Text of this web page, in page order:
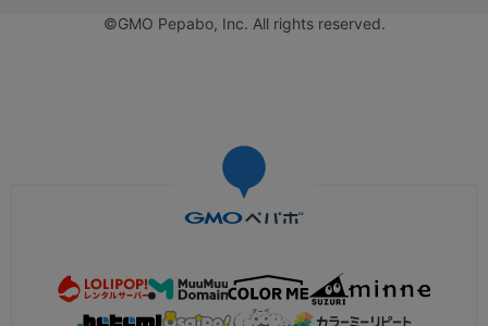
©GMO Pepabo, Inc. All rights reserved.